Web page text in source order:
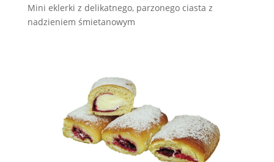
Mini eklerki z delikatnego, parzonego ciasta z
nadzieniem śmietanowym